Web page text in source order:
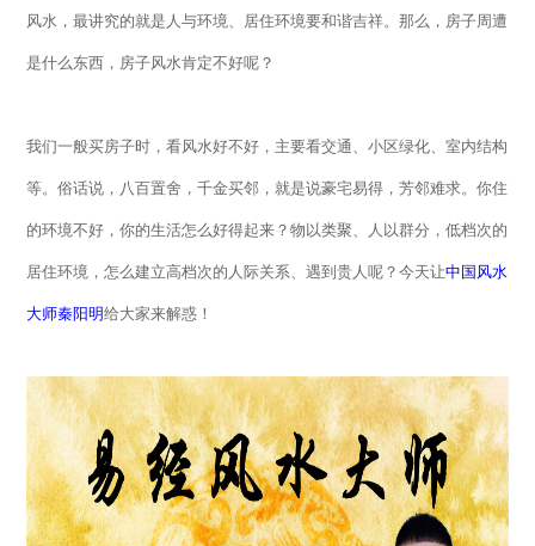
风水，最讲究的就是人与环境、居住环境要和谐吉祥。那么，房子周遭
是什么东西，房子风水肯定不好呢？
我们一般买房子时，看风水好不好，主要看交通、小区绿化、室内结构
等。俗话说，八百置舍，千金买邻，就是说豪宅易得，芳邻难求。你住
的环境不好，你的生活怎么好得起来？物以类聚、人以群分，低档次的
居住环境，怎么建立高档次的人际关系、遇到贵人呢？今天让中国风水
大师秦阳明给大家来解惑！